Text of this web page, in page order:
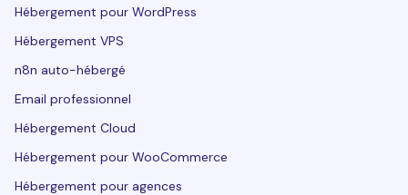
Hébergement pour WordPress
Hébergement VPS
n8n auto-hébergé
Email professionnel
Hébergement Cloud
Hébergement pour WooCommerce
Hébergement pour agences